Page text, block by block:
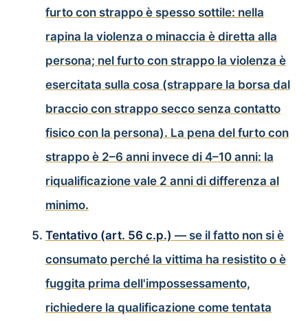
furto con strappo è spesso sottile: nella
rapina la violenza o minaccia è diretta alla
persona; nel furto con strappo la violenza è
esercitata sulla cosa (strappare la borsa dal
braccio con strappo secco senza contatto
fisico con la persona). La pena del furto con
strappo è 2–6 anni invece di 4–10 anni: la
riqualificazione vale 2 anni di differenza al
minimo.
Tentativo (art. 56 c.p.) — se il fatto non si è
consumato perché la vittima ha resistito o è
fuggita prima dell'impossessamento,
richiedere la qualificazione come tentata